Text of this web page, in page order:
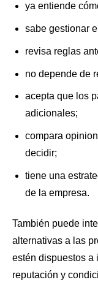
ya entiende
sabe gestionar
revisa reglas
no depende de
acepta que los
adicionales;
compara
decidir;
tiene una
de la empresa.
También puede
alternativas a las
estén dispuestos a
reputación y